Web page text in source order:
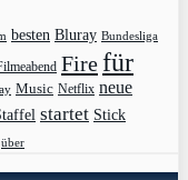
besten Bluray Bundesliga
Firefür
Music Netflix neue
startet Stick
über